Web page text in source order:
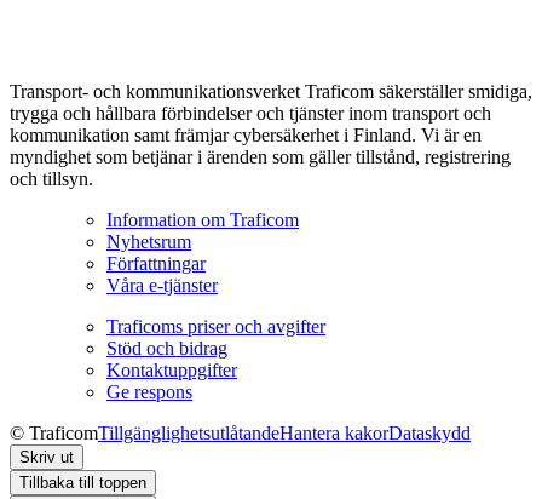
Transport- och kommunikationsverket Traficom säkerställer smidiga,
trygga och hållbara förbindelser och tjänster inom transport och
kommunikation samt främjar cybersäkerhet i Finland. Vi är en
myndighet som betjänar i ärenden som gäller tillstånd, registrering
och tillsyn.
Information om Traficom
Nyhetsrum
Författningar
Våra e-tjänster
Traficoms priser och avgifter
Stöd och bidrag
Kontaktuppgifter
Ge respons
© TraficomTillgänglighetsutlåtandeHantera kakorDataskydd
Skriv ut
Tillbaka till toppen